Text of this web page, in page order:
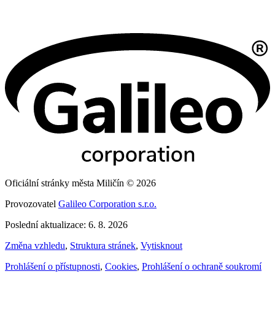
Oficiální stránky města Miličín © 2026
Provozovatel Galileo Corporation s.r.o.
Poslední aktualizace: 6. 8. 2026
Změna vzhledu, Struktura stránek, Vytisknout
Prohlášení o přístupnosti, Cookies, Prohlášení o ochraně soukromí